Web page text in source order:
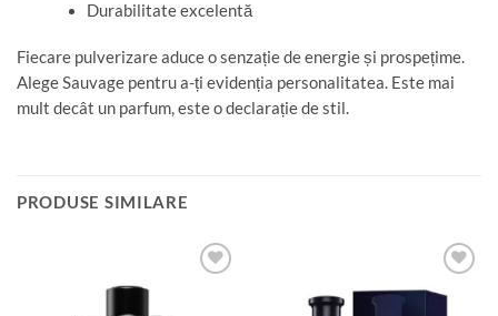
Durabilitate excelentă
Fiecare pulverizare aduce o senzație de energie și prospețime.
Alege Sauvage pentru a-ți evidenția personalitatea. Este mai
mult decât un parfum, este o declarație de stil.
PRODUSE SIMILARE